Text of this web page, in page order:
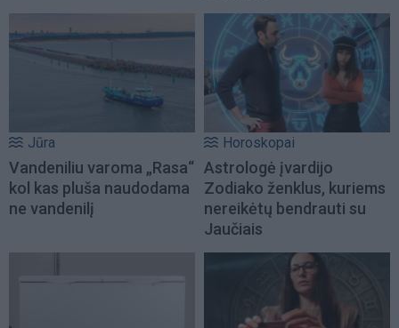
Jūra
Vandeniliu varoma „Rasa“
kol kas pluša naudodama
ne vandenilį
Horoskopai
Astrologė įvardijo
Zodiako ženklus, kuriems
nereikėtų bendrauti su
Jaučiais